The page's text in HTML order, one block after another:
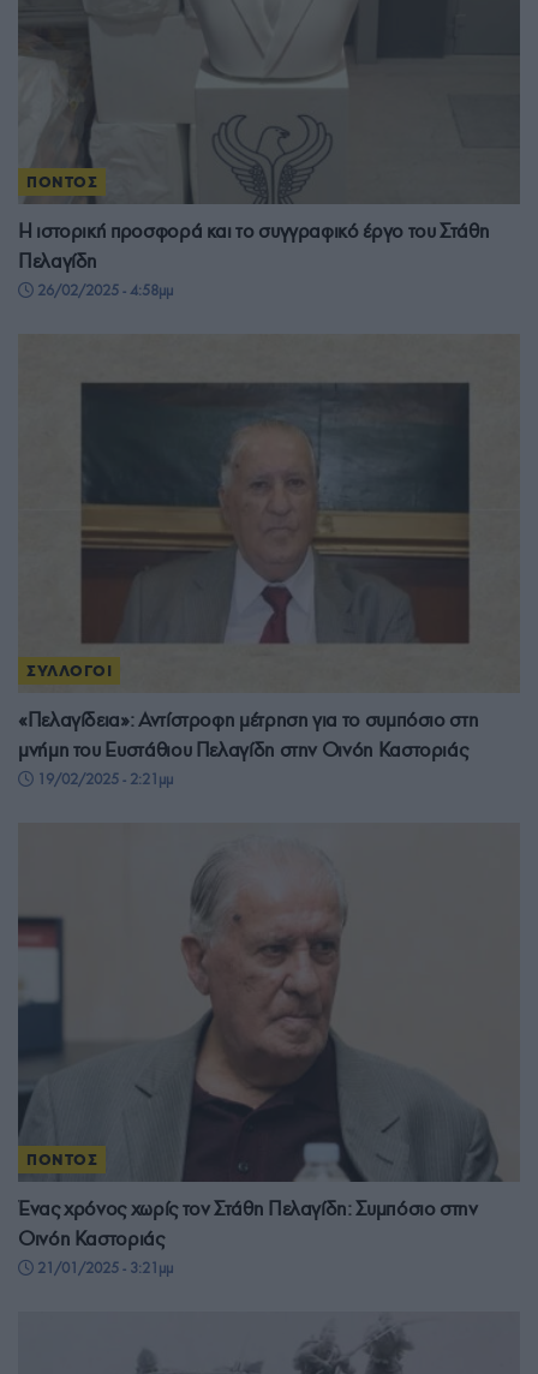
ΠΟΝΤΟΣ
Η ιστορική προσφορά και το συγγραφικό έργο του Στάθη
Πελαγίδη
26/02/2025 - 4:58μμ
ΣΥΛΛΟΓΟΙ
«Πελαγίδεια»: Αντίστροφη μέτρηση για το συμπόσιο στη
μνήμη του Ευστάθιου Πελαγίδη στην Οινόη Καστοριάς
19/02/2025 - 2:21μμ
ΠΟΝΤΟΣ
Ένας χρόνος χωρίς τον Στάθη Πελαγίδη: Συμπόσιο στην
Οινόη Καστοριάς
21/01/2025 - 3:21μμ